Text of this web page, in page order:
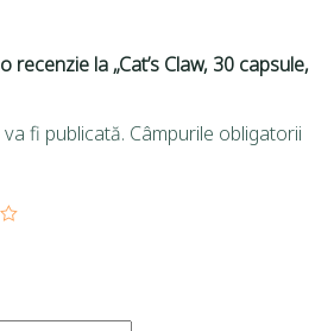
recenzie la „Cat’s Claw, 30 capsule,
fi publicată. Câmpurile obligatorii